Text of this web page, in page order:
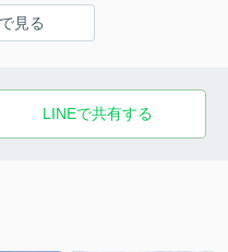
見る
LINEで共有する